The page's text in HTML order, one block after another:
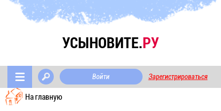
УСЫНОВИТЕ.РУ
Войти Зарегистрироваться
На главную